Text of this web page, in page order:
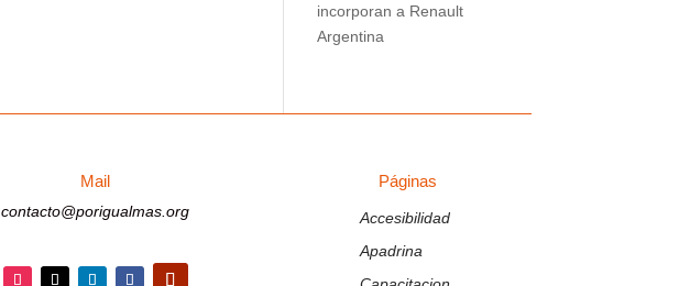
incorporan a Renault
Argentina
Mail
contacto@porigualmas.org
Páginas
Accesibilidad
Apadrina